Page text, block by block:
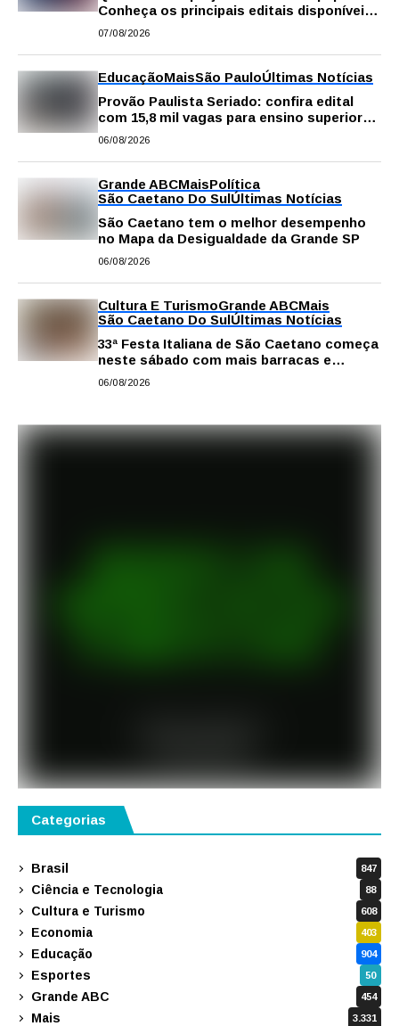
Conheça os principais editais disponíveis
em São Paulo
07/08/2026
EducaçãoMaisSão PauloÚltimas Notícias
Provão Paulista Seriado: confira edital
com 15,8 mil vagas para ensino superior
público
06/08/2026
Grande ABCMaisPolítica
São Caetano Do SulÚltimas Notícias
São Caetano tem o melhor desempenho
no Mapa da Desigualdade da Grande SP
06/08/2026
Cultura E TurismoGrande ABCMais
São Caetano Do SulÚltimas Notícias
33ª Festa Italiana de São Caetano começa
neste sábado com mais barracas e
novidades em decoração e atrações
06/08/2026
Categorias
Brasil 847
Ciência e Tecnologia 88
Cultura e Turismo 608
Economia 403
Educação 904
Esportes 50
Grande ABC 454
Mais 3.331